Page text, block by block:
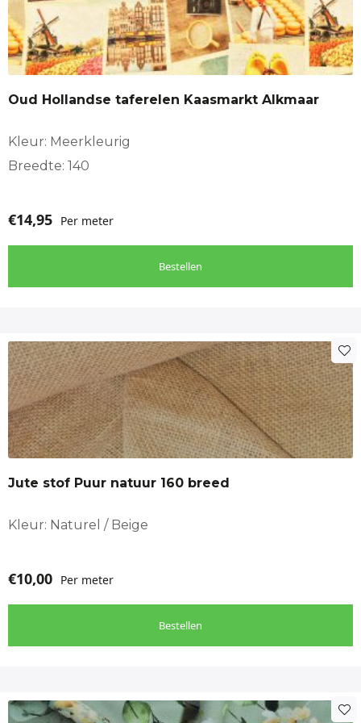
Oud Hollandse taferelen Kaasmarkt Alkmaar
Kleur: Meerkleurig
Breedte: 140
€14,95 Per meter
Bestellen
Jute stof Puur natuur 160 breed
Kleur: Naturel / Beige
€10,00 Per meter
Bestellen